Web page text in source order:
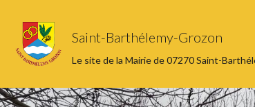
Saint-Barthélemy-Grozon
Le site de la Mairie de 07270 Saint-